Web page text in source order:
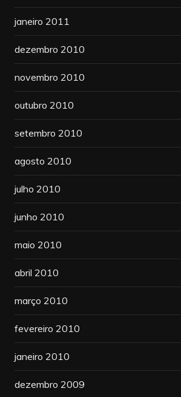
janeiro 2011
dezembro 2010
novembro 2010
outubro 2010
setembro 2010
agosto 2010
julho 2010
junho 2010
maio 2010
abril 2010
março 2010
fevereiro 2010
janeiro 2010
dezembro 2009